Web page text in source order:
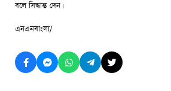
বলে সিদ্ধান্ত দেন।
এনএনবাংলা/